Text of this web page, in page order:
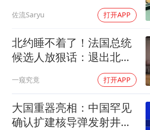
佐流Saryu 打开APP
北约睡不着了！法国总统
候选人放狠话：退出北
一窥究竟 打开APP
大国重器亮相：中国罕见
确认扩建核导弹发射井铸